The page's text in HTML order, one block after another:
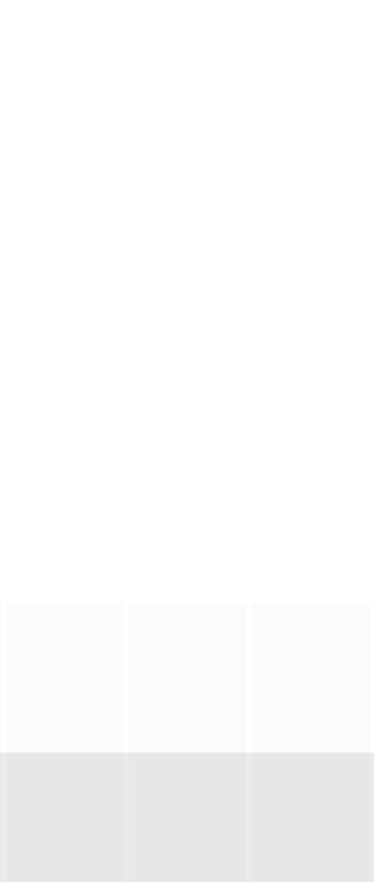
门“GATE24”。这个部门直接把负责查验护照的入境管理局、盯着行
办公室爱情故事，讲述拥有特殊能力的读心少女与外表冷酷、却在脑
绘了她们推动护士注册制度、设立派出看护妇会协助防疫的历程